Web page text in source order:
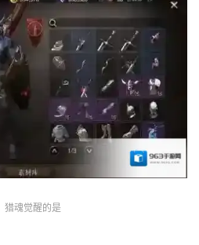
猎魂觉醒的是